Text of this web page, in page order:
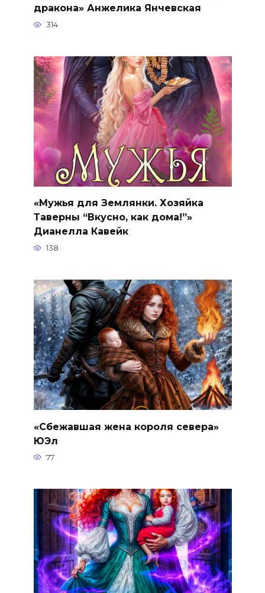
дракона» Анжелика Янчевская
314
«Мужья для Землянки. Хозяйка
Таверны “Вкусно, как дома!”»
Дианелла Кавейк
138
«Сбежавшая жена короля севера»
ЮЭл
77